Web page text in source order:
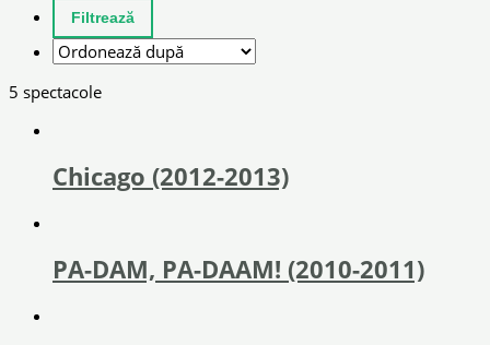
5 spectacole
Chicago (2012-2013)
PA-DAM, PA-DAAM! (2010-2011)